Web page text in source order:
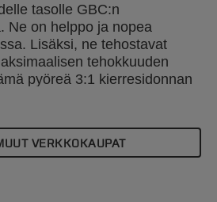
tasolle GBC:n
Ne on helppo ja nopea
Lisäksi, ne tehostavat
tehokkuuden
pyöreä 3:1 kierresidonnan
GBC Magnapunch Elite
joilla voit
tarkkuudella ja tyylillä.
VERKKOKAUPAT